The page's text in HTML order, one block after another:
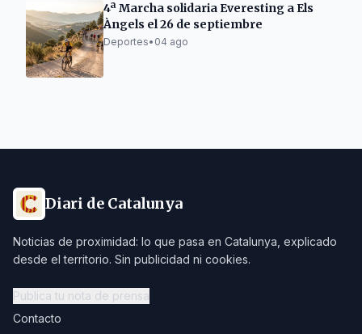
4ª Marcha solidaria Everesting a Els
Àngels el 26 de septiembre
Deportes• 04 ago
Diari de Catalunya
Noticias de proximidad: lo que pasa en Catalunya, explicado
desde el territorio. Sin publicidad ni cookies.
Publica tu nota de prensa
Contacto